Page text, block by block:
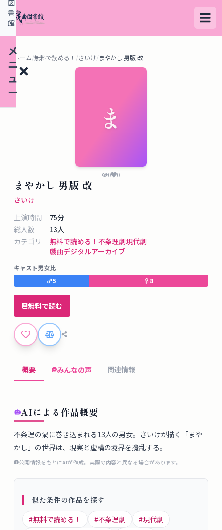
メ
ニ
ュ
ー
デ
タ
ベ
ス
掲
示
板
ツ
ル
ロ
グ
概
要
ロ
グ
図
書
館
ホーム/無料で読める！ /さいけ/まやかし 男版 改
ま
0 0
まやかし 男版 改
さいけ
上演時間
75分
総人数
13人
カテゴリ
無料で読める！ 不条理劇現代劇
戯曲デジタルアーカイブ
キャスト男女比
♂5 ♀8
無料で読む
概要 みんなの声 関連情報
AIによる作品概要
不条理の渦に巻き込まれる13人の男女。さいけが描く「まや
かし」の世界は、現実と虚構の境界を攪乱する。
公開情報をもとにAIが作成。実際の内容と異なる場合があります。
似た条件の作品を探す
#無料で読める！ #不条理劇 #現代劇